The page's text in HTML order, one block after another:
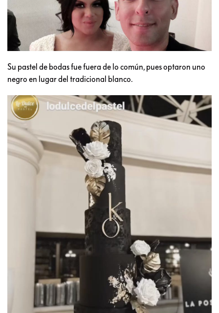
Su pastel de bodas fue fuera de lo común, pues optaron uno
negro en lugar del tradicional blanco.